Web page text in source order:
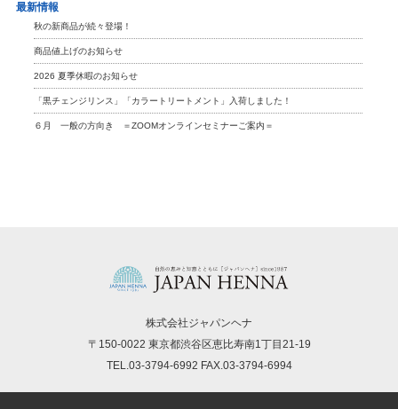
最新情報
秋の新商品が続々登場！
商品値上げのお知らせ
2026 夏季休暇のお知らせ
「黒チェンジリンス」「カラートリートメント」入荷しました！
６月 一般の方向き ＝ZOOMオンラインセミナーご案内＝
株式会社ジャパンヘナ
〒150-0022 東京都渋谷区恵比寿南1丁目21-19
TEL.03-3794-6992 FAX.03-3794-6994